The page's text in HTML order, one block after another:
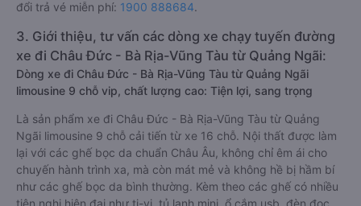
đổi trả vé miễn phí: 1900 888684.
3. Giới thiệu, tư vấn các dòng xe chạy tuyến đường
xe đi Châu Đức - Bà Rịa-Vũng Tàu từ Quảng Ngãi:
Dòng xe đi Châu Đức - Bà Rịa-Vũng Tàu từ Quảng Ngãi
limousine 9 chỗ vip, chất lượng cao: Tiện lợi, sang trọng
Là sản phẩm xe đi Châu Đức - Bà Rịa-Vũng Tàu từ Quảng
Ngãi limousine 9 chỗ cải tiến từ xe 16 chỗ. Nội thất được làm
lại với các ghế bọc da chuẩn Châu Âu, không chỉ êm ái cho
chuyến hành trình xa, mà còn mát mẻ và không hề bị hầm bí
như các ghế bọc da bình thường. Kèm theo các ghế có nhiều
tiện nghi hiện đại như ti-vi, tủ lạnh mini, ổ cắm usb, đèn đọc